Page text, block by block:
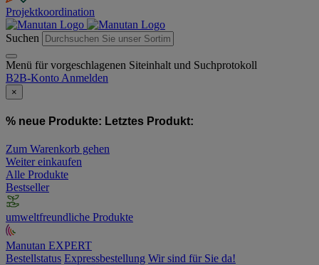
Projektkoordination
Suchen
Menü für vorgeschlagenen Siteinhalt und Suchprotokoll
B2B-Konto Anmelden
×
% neue Produkte: Letztes Produkt:
Zum Warenkorb gehen
Weiter einkaufen
Alle Produkte
Bestseller
umweltfreundliche Produkte
Manutan EXPERT
Bestellstatus Expressbestellung Wir sind für Sie da!